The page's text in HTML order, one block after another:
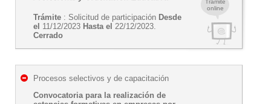
Trámite
online
Trámite : Solicitud de participación Desde
el 11/12/2023 Hasta el 22/12/2023.
Cerrado
Procesos selectivos y de capacitación
Convocatoria para la realización de